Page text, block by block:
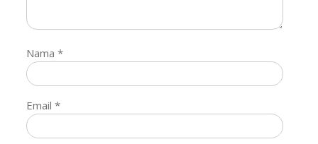
Nama*
Email*